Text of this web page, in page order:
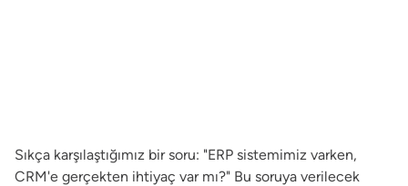
Sıkça karşılaştığımız bir soru: "ERP sistemimiz varken,
CRM'e gerçekten ihtiyaç var mı?" Bu soruya verilecek